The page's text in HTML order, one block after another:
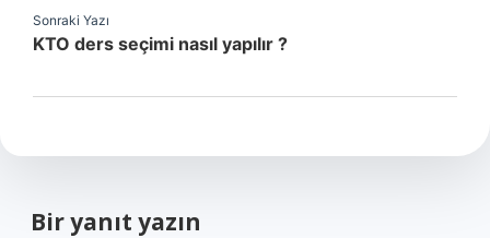
Sonraki Yazı
KTO ders seçimi nasıl yapılır ?
Bir yanıt yazın